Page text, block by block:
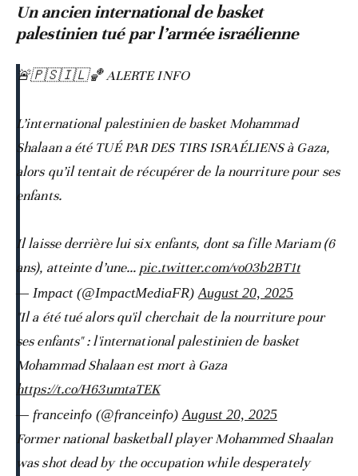
Un ancien international de basket
palestinien tué par l’armée israélienne
🚨🇵🇸🇮🇱🏀 ALERTE INFO
L’international palestinien de basket Mohammad
Shalaan a été TUÉ PAR DES TIRS ISRAÉLIENS à Gaza,
alors qu’il tentait de récupérer de la nourriture pour ses
enfants.
Il laisse derrière lui six enfants, dont sa fille Mariam (6
ans), atteinte d’une… pic.twitter.com/vo03b2BT1t
— Impact (@ImpactMediaFR) August 20, 2025
"Il a été tué alors qu'il cherchait de la nourriture pour
ses enfants" : l'international palestinien de basket
Mohammad Shalaan est mort à Gaza
https://t.co/H63umtaTEK
— franceinfo (@franceinfo) August 20, 2025
Former national basketball player Mohammed Shaalan
was shot dead by the occupation while desperately